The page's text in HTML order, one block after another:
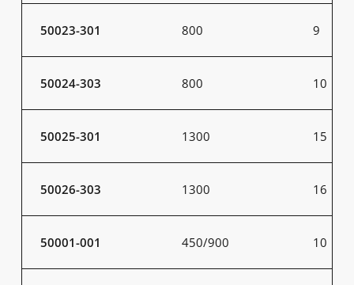
50023-301 800 9
50024-303 800 10
50025-301 1300 15
50026-303 1300 16
50001-001 450/900 10